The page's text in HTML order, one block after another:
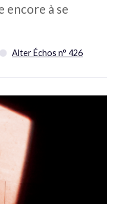
encore à se
Alter Échos n° 426